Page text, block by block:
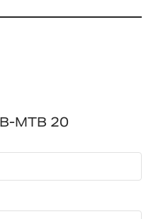
MTB 20